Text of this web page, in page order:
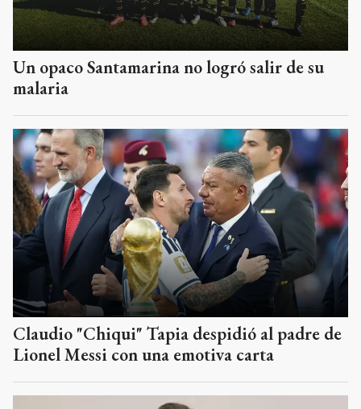
Un opaco Santamarina no logró salir de su
malaria
Claudio "Chiqui" Tapia despidió al padre de
Lionel Messi con una emotiva carta